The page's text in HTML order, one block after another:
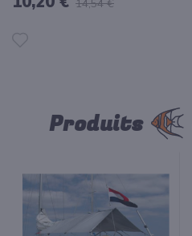
14,54 €
LISTE
Produits